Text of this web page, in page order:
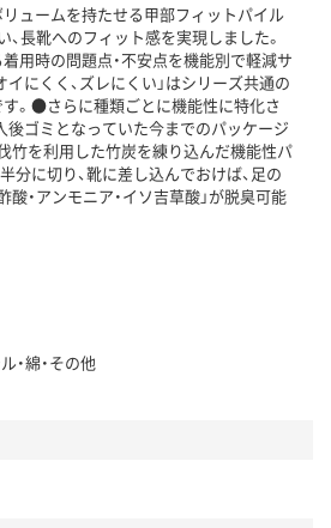
ュームを持たせる甲部フィットパイル
、長靴へのフィット感を実現しました。
用時の問題点・不安点を機能別で軽減サ
にくく、ズレにくい」はシリーズ共通の
。●さらに種類ごとに機能性に特化さ
後ゴミとなっていた今までのパッケージ
竹を利用した竹炭を練り込んだ機能性パ
分に切り、靴に差し込んでおけば、足の
酸・アンモニア・イソ吉草酸」が脱臭可能
・綿・その他